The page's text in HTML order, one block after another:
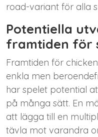
road-variant för alla
Potentiella
framtiden för
Framtiden för
enkla men
har spelet potential
på många sätt. En
att lägga till en
tävla mot varandra